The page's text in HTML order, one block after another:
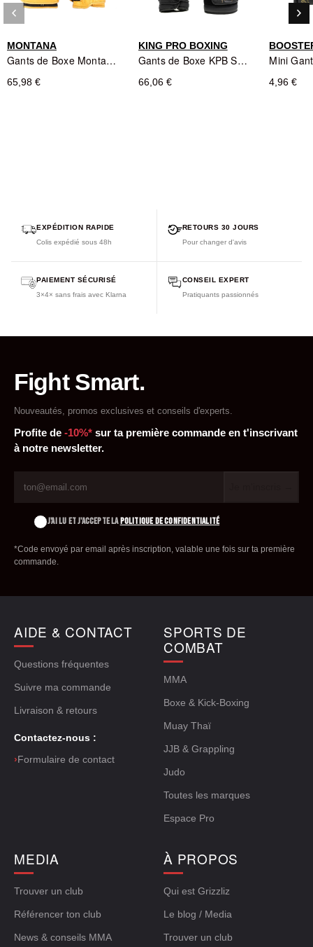
- construction durable pour une longévité
Coupe ergonomique ajustée- confort optimal pour les
MONTANA
Gants de Boxe Montana DEVIL Phoenix - Noir
65,98 €
KING PRO BOXING
Gants de Boxe KPB Shogun Series Noir et Or - King Pro Boxing
66,06 € 4,96 €
Précédent
keyboard_arrow_left keyboard_arrow_right
EXPÉDITION RAPIDE
Colis expédié sous 48h
RETOURS 30 JOURS
Pour changer d'avis
PAIEMENT SÉCURISÉ
3×4× sans frais avec Klarna
CONSEIL EXPERT
Pratiquants passionnés
Fight Smart.
Nouveautés, promos exclusives et conseils d'experts.
Profite de -10%* sur ta première commande en t'inscrivant
à notre newsletter.
J'AI LU ET J'ACCEPTE LAPOLITIQUE DE CONFIDENTIALITÉ
*Code envoyé par email après inscription, valable une fois sur ta première
commande.
AIDE & CONTACT
Questions fréquentes
Suivre ma commande
Livraison & retours
Contactez-nous :
›Formulaire de contact
SPORTS DE
COMBAT
MMA
Boxe & Kick-Boxing
Muay Thaï
JJB & Grappling
Judo
Toutes les marques
Espace Pro
MEDIA
Trouver un club
Référencer ton club
News & conseils MMA
À PROPOS
Qui est Grizzliz
Le blog / Media
Trouver un club